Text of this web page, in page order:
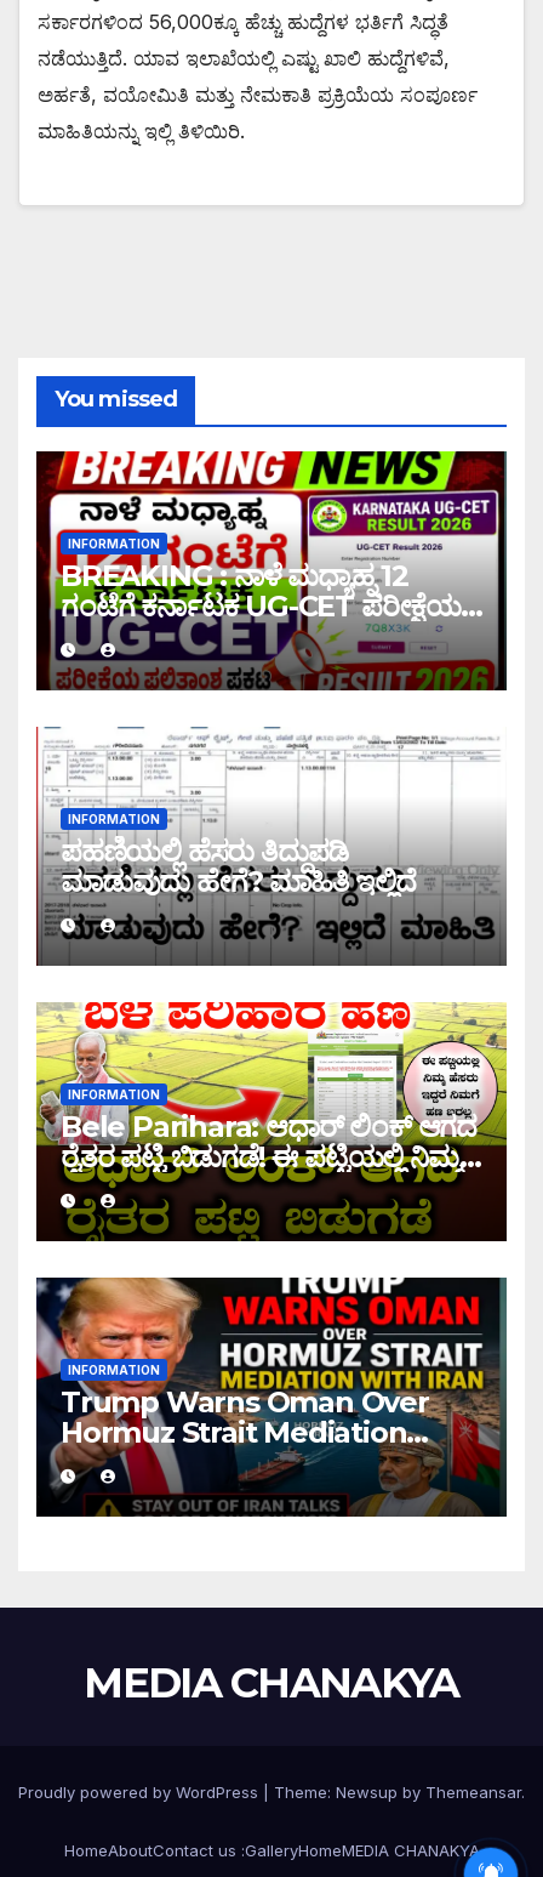
ಸರ್ಕಾರಗಳಿಂದ 56,000ಕ್ಕೂ ಹೆಚ್ಚು ಹುದ್ದೆಗಳ ಭರ್ತಿಗೆ ಸಿದ್ಧತೆ
ನಡೆಯುತ್ತಿದೆ. ಯಾವ ಇಲಾಖೆಯಲ್ಲಿ ಎಷ್ಟು ಖಾಲಿ ಹುದ್ದೆಗಳಿವೆ,
ಅರ್ಹತೆ, ವಯೋಮಿತಿ ಮತ್ತು ನೇಮಕಾತಿ ಪ್ರಕ್ರಿಯೆಯ ಸಂಪೂರ್ಣ
ಮಾಹಿತಿಯನ್ನು ಇಲ್ಲಿ ತಿಳಿಯಿರಿ.
You missed
INFORMATION
BREAKING : ನಾಳೆ ಮಧ್ಯಾಹ್ನ 12
ಗಂಟೆಗೆ ಕರ್ನಾಟಕ UG-CET ಪರೀಕ್ಷೆಯ
ಫಲಿತಾಂಶ ಪ್ರಕಟ |UG-CET Result
2026
INFORMATION
ಪಹಣಿಯಲ್ಲಿ ಹೆಸರು ತಿದ್ದುಪಡಿ
ಮಾಡುವುದು ಹೇಗೆ? ಮಾಹಿತಿ ಇಲ್ಲಿದೆ
INFORMATION
Bele Parihara: ಆಧಾರ್ ಲಿಂಕ್ ಆಗದ
ರೈತರ ಪಟ್ಟಿ ಬಿಡುಗಡೆ! ಈ ಪಟ್ಟಿಯಲ್ಲಿ ನಿಮ್ಮ
ಹೆಸರು ಇದ್ದರೆ ನಿಮಗೆ ಹಣ ಜಮಾ ಆಗಲ್ಲ !
INFORMATION
Trump Warns Oman Over
Hormuz Strait Mediation
With Iran
MEDIA CHANAKYA
Proudly powered by WordPress Theme: Newsup by Themeansar.
HomeAboutContact us :GalleryHomeMEDIA CHANAKYA